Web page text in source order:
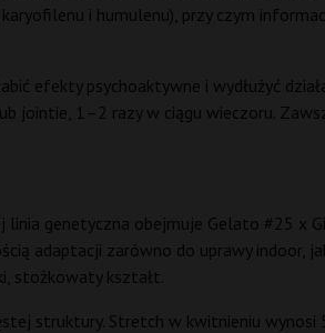
i humulenu), przy czym
efekty psychoaktywne i wydłużyć
1–2 razy w ciągu wieczoru.
genetyczna obejmuje Gelato #25 x
adaptacji zarówno do uprawy indoor,
stożkowaty kształt.
struktury. Stretch w kwitnieniu wynosi